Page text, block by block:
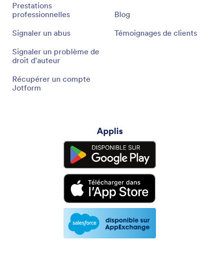
Prestations
professionnelles
Signaler un abus
Signaler un problème de
droit d'auteur
Récupérer un compte
Jotform
Blog
Témoignages de clients
Applis